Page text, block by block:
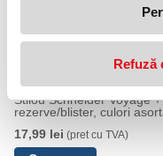
Refuză
Stilou Schneider Voyage
rezerve/blister, culori
17,99 lei (pret cu TVA)